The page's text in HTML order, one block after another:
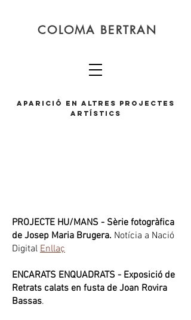
COLOMA BERTRAN
APARICIÓ EN ALTRES PROJECTES
ARTÍSTICS
PROJECTE HU/MANS - Sèrie fotogràfica
de Josep Maria Brugera. Notícia a Nació
Digital Enllaç
ENCARATS ENQUADRATS - Exposició de
Retrats calats en fusta de Joan Rovira
Bassas.